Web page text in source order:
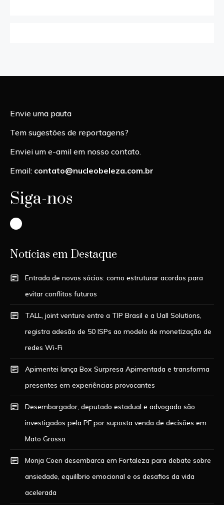
Envie uma pauta
Tem sugestões de reportagens?
Enviei um e-amil em nosso contato.
Email: contato@nucleobeleza.com.br
Siga-nos
Instagram
Notícias em Destaque
Entrada de novos sócios: como estruturar acordos para
evitar conflitos futuros
TALL, joint venture entre a TIP Brasil e a Uall Solutions,
registra adesão de 50 ISPs ao modelo de monetização de
redes Wi-Fi
Apimentei lança Box Surpresa Apimentada e transforma
presentes em experiências provocantes
Desembargador, deputado estadual e advogado são
investigados pela PF por suposta venda de decisões em
Mato Grosso
Monja Coen desembarca em Fortaleza para debate sobre
ansiedade, equilíbrio emocional e os desafios da vida
acelerada